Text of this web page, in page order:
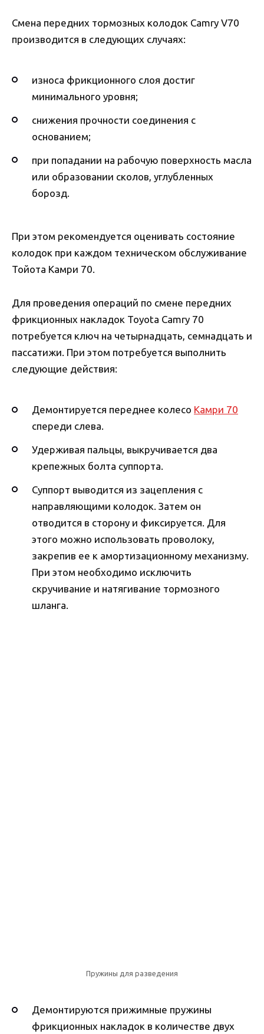
Смена передних тормозных колодок Camry V70
производится в следующих случаях:
износа фрикционного слоя достиг
минимального уровня;
снижения прочности соединения с
основанием;
при попадании на рабочую поверхность масла
или образовании сколов, углубленных
борозд.
При этом рекомендуется оценивать состояние
колодок при каждом техническом обслуживание
Тойота Камри 70.
Для проведения операций по смене передних
фрикционных накладок Toyota Camry 70
потребуется ключ на четырнадцать, семнадцать и
пассатижи. При этом потребуется выполнить
следующие действия:
Демонтируется переднее колесо Камри 70
спереди слева.
Удерживая пальцы, выкручивается два
крепежных болта суппорта.
Суппорт выводится из зацепления с
направляющими колодок. Затем он
отводится в сторону и фиксируется. Для
этого можно использовать проволоку,
закрепив ее к амортизационному механизму.
При этом необходимо исключить
скручивание и натягивание тормозного
шланга.
Пружины для разведения
Демонтируются прижимные пружины
фрикционных накладок в количестве двух